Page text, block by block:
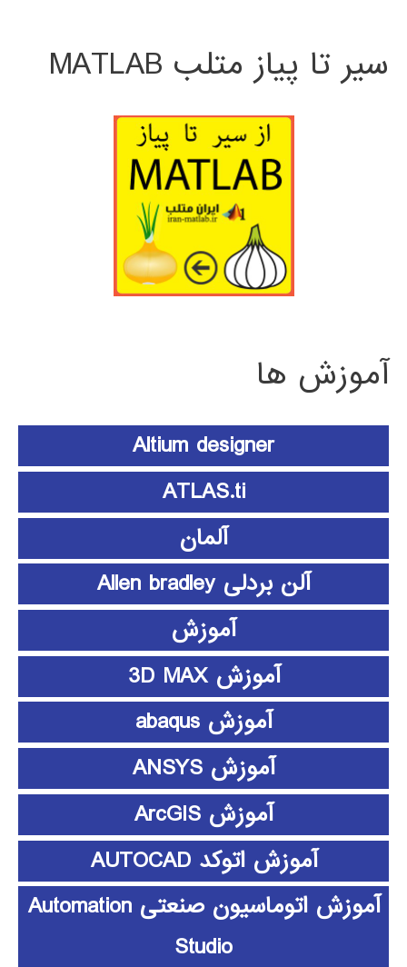
سیر تا پیاز متلب MATLAB
آموزش ها
Altium designer
ATLAS.ti
آلمان
آلن بردلی Allen bradley
آموزش
آموزش 3D MAX
آموزش abaqus
آموزش ANSYS
آموزش ArcGIS
آموزش اتوکد AUTOCAD
آموزش اتوماسیون صنعتی Automation
Studio